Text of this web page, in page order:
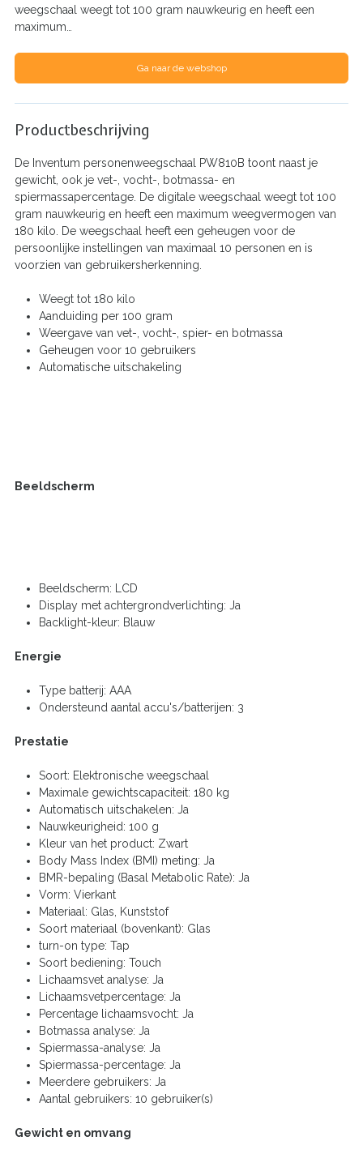
weegschaal weegt tot 100 gram nauwkeurig en heeft een
maximum…
Ga naar de webshop
Productbeschrijving
De Inventum personenweegschaal PW810B toont naast je
gewicht, ook je vet-, vocht-, botmassa- en
spiermassapercentage. De digitale weegschaal weegt tot 100
gram nauwkeurig en heeft een maximum weegvermogen van
180 kilo. De weegschaal heeft een geheugen voor de
persoonlijke instellingen van maximaal 10 personen en is
voorzien van gebruikersherkenning.
Weegt tot 180 kilo
Aanduiding per 100 gram
Weergave van vet-, vocht-, spier- en botmassa
Geheugen voor 10 gebruikers
Automatische uitschakeling
Beeldscherm
Beeldscherm: LCD
Display met achtergrondverlichting: Ja
Backlight-kleur: Blauw
Energie
Type batterij: AAA
Ondersteund aantal accu's/batterijen: 3
Prestatie
Soort: Elektronische weegschaal
Maximale gewichtscapaciteit: 180 kg
Automatisch uitschakelen: Ja
Nauwkeurigheid: 100 g
Kleur van het product: Zwart
Body Mass Index (BMI) meting: Ja
BMR-bepaling (Basal Metabolic Rate): Ja
Vorm: Vierkant
Materiaal: Glas, Kunststof
Soort materiaal (bovenkant): Glas
turn-on type: Tap
Soort bediening: Touch
Lichaamsvet analyse: Ja
Lichaamsvetpercentage: Ja
Percentage lichaamsvocht: Ja
Botmassa analyse: Ja
Spiermassa-analyse: Ja
Spiermassa-percentage: Ja
Meerdere gebruikers: Ja
Aantal gebruikers: 10 gebruiker(s)
Gewicht en omvang